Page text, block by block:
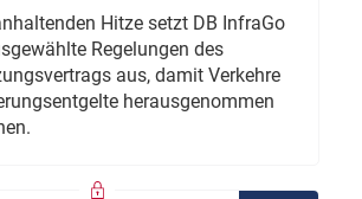
Hitze setzt DB InfraGo
Regelungen des
aus, damit Verkehre
herausgenommen